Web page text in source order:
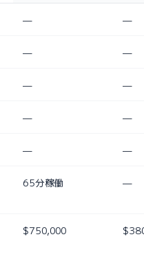
— —
— —
— —
— —
— —
65分稼働 —
$750,000